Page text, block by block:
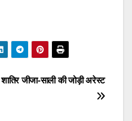
शातिर जीजा-साली की जोड़ी अरेस्ट